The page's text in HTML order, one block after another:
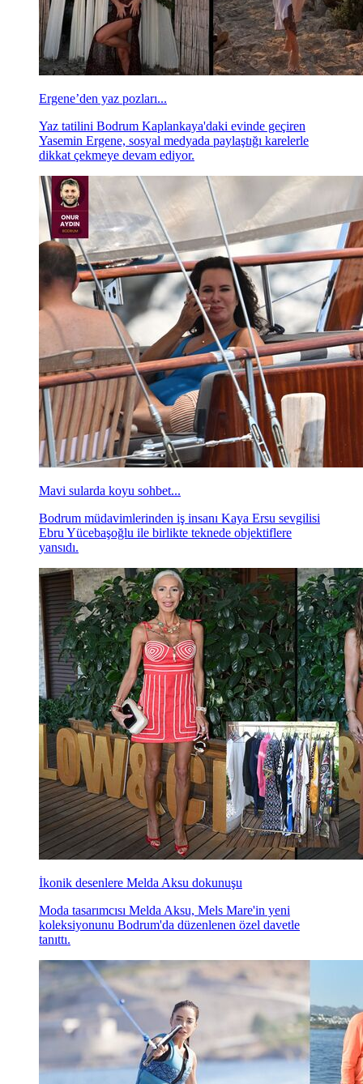
Ergene’den yaz pozları...
Yaz tatilini Bodrum Kaplankaya'daki evinde geçiren
Yasemin Ergene, sosyal medyada paylaştığı karelerle
dikkat çekmeye devam ediyor.
Mavi sularda koyu sohbet...
Bodrum müdavimlerinden iş insanı Kaya Ersu sevgilisi
Ebru Yücebaşoğlu ile birlikte teknede objektiflere
yansıdı.
İkonik desenlere Melda Aksu dokunuşu
Moda tasarımcısı Melda Aksu, Mels Mare'in yeni
koleksiyonunu Bodrum'da düzenlenen özel davetle
tanıttı.